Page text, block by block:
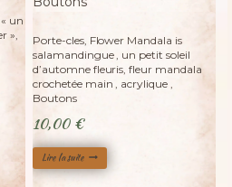
un
», Adopté
Porte-cles, Flower Mandala is
salamandingue , un petit soleil
d’automne fleuris, fleur mandala
crochetée main , acrylique ,
Boutons
10,00 €
Lire la suite